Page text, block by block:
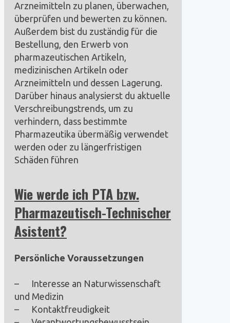
Arzneimitteln zu planen, überwachen,
überprüfen und bewerten zu können.
Außerdem bist du zuständig für die
Bestellung, den Erwerb von
pharmazeutischen Artikeln,
medizinischen Artikeln oder
Arzneimitteln und dessen Lagerung.
Darüber hinaus analysierst du aktuelle
Verschreibungstrends, um zu
verhindern, dass bestimmte
Pharmazeutika übermäßig verwendet
werden oder zu längerfristigen
Schäden führen
Wie werde ich PTA bzw.
Pharmazeutisch-Technischer
Asistent?
Persönliche Voraussetzungen
– Interesse an Naturwissenschaft
und Medizin
– Kontaktfreudigkeit